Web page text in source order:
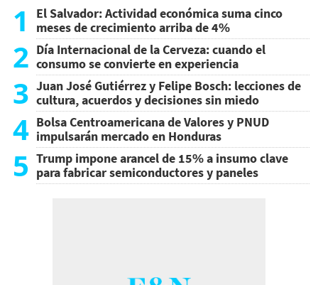
1
El Salvador: Actividad económica suma cinco
meses de crecimiento arriba de 4%
2 Día Internacional de la Cerveza: cuando el
consumo se convierte en experiencia
3 Juan José Gutiérrez y Felipe Bosch: lecciones de
cultura, acuerdos y decisiones sin miedo
4 Bolsa Centroamericana de Valores y PNUD
impulsarán mercado en Honduras
5 Trump impone arancel de 15% a insumo clave
para fabricar semiconductores y paneles